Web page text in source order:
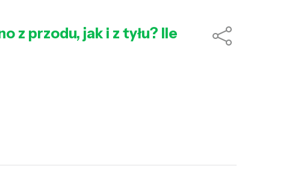
z przodu, jak i z tyłu? Ile